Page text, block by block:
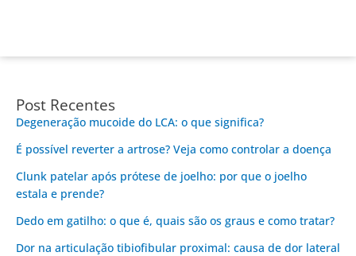
Post Recentes
Degeneração mucoide do LCA: o que significa?
É possível reverter a artrose? Veja como controlar a doença
Clunk patelar após prótese de joelho: por que o joelho
estala e prende?
Dedo em gatilho: o que é, quais são os graus e como tratar?
Dor na articulação tibiofibular proximal: causa de dor lateral